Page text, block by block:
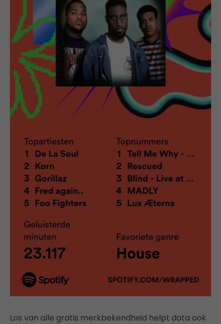
Los van alle gratis merkbekendheid helpt data ook